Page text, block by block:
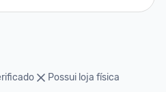
Possui loja física